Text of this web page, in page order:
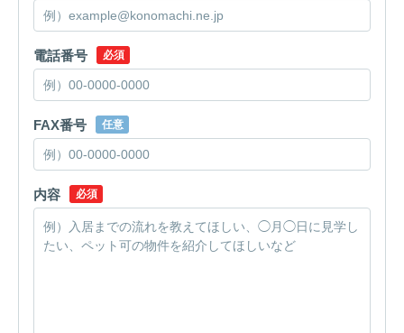
電話番号 必須
FAX番号 任意
内容 必須